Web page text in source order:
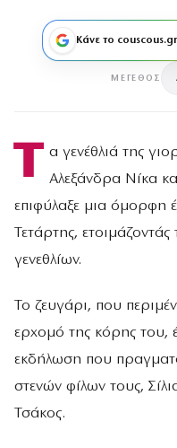
Κάνε το
ΜΈΓΕΘΟΣ
Τ α γενέθλιά της
Αλεξάνδρα Νίκα
επιφύλαξε μια όμορφη
Τετάρτης,
γενεθλίων.
Το ζευγάρι, που
ερχομό της κόρης του,
εκδήλωση που
στενών φίλων τους,
Τσάκος.